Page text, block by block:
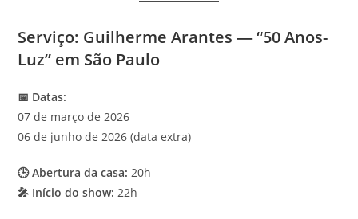
Serviço: Guilherme Arantes — “50 Anos-
Luz” em São Paulo
📅 Datas:
07 de março de 2026
06 de junho de 2026 (data extra)
🕒 Abertura da casa: 20h
🎤 Início do show: 22h